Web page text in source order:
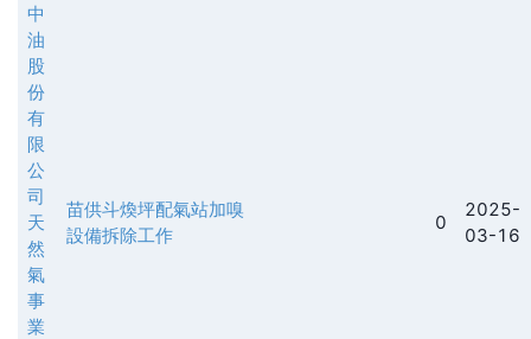
中
油
股
份
有
限
公
司
天
然
氣
事
業
苗供斗煥坪配氣站加嗅
設備拆除工作
0
2025-
03-16